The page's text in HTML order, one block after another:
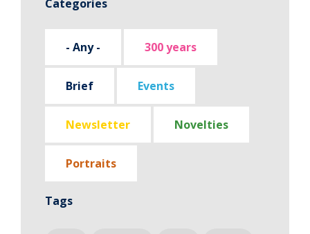
Categories
- Any - 300 years
Brief Events
Newsletter Novelties
Portraits
Tags